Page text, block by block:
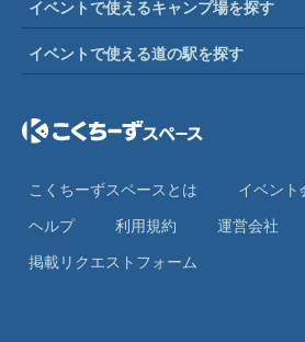
イベントで使えるキャンプ場を探す
イベントで使える道の駅を探す
こくちーずスペースとは
イベント
ヘルプ
利⽤規約 運営会社
掲載リクエストフォーム